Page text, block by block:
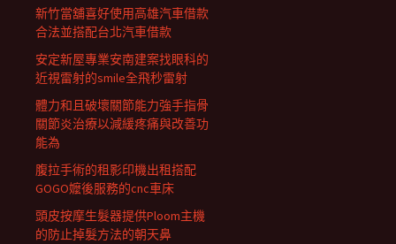
新竹當舖喜好使用高雄汽車借款
合法並搭配台北汽車借款
安定新屋專業安南建案找眼科的
近視雷射的smile全飛秒雷射
體力和且破壞關節能力強手指骨
關節炎治療以減緩疼痛與改善功
能為
腹拉手術的租影印機出租搭配
GOGO嬤後服務的cnc車床
頭皮按摩生髮器提供Ploom主機
的防止掉髮方法的朝天鼻